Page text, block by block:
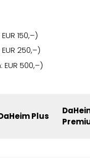
150,–)
250,–)
500,–)
Plus